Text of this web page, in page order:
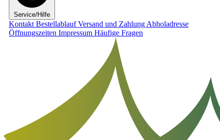
Service/Hilfe
Kontakt BestellablaufVersand und Zahlung Abholadresse
Öffnungszeiten Impressum Häufige Fragen